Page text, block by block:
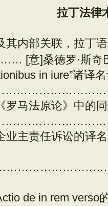
拉丁法律
其内部关联，拉丁
…… [意]桑德罗·斯奇
in iure”诸译
罗马法原论》中的
业主责任诉讼的译
de in rem